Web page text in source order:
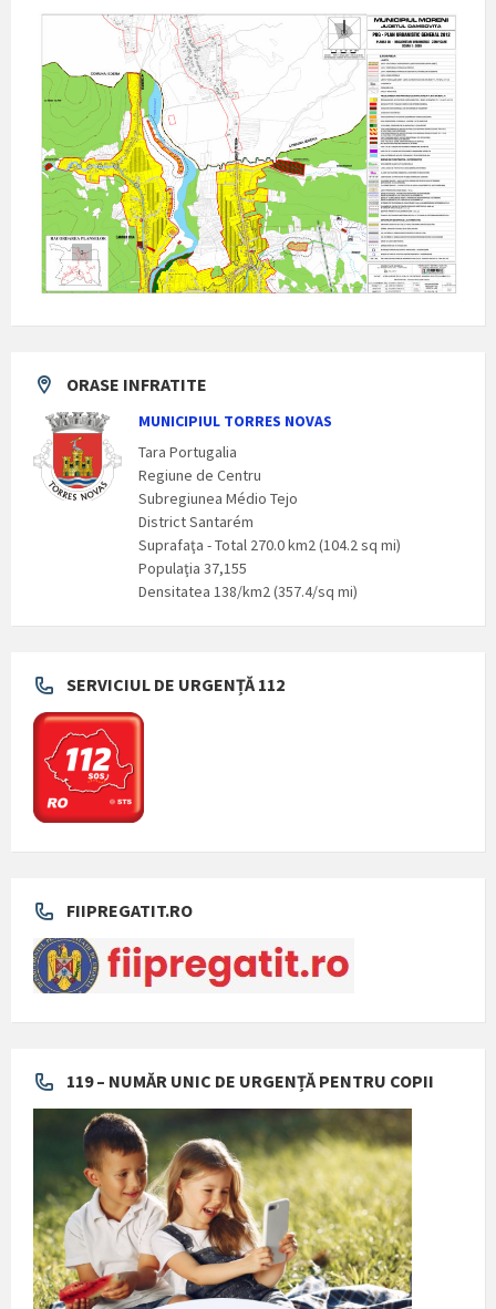
ORASE INFRATITE
MUNICIPIUL TORRES NOVAS
Tara Portugalia
Regiune de Centru
Subregiunea Médio Tejo
District Santarém
Suprafaţa - Total 270.0 km2 (104.2 sq mi)
Populaţia 37,155
Densitatea 138/km2 (357.4/sq mi)
SERVICIUL DE URGENȚĂ 112
FIIPREGATIT.RO
119 – NUMĂR UNIC DE URGENȚĂ PENTRU COPII